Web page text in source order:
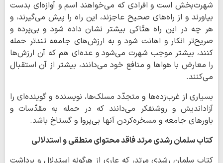
شهرت‌بخش است و افرادى كه مى‌خواهند اسم و آوازه‌اى بدست
بياورند و از راه‌هاى صحيح عاجزند، اين راه را پيش مى‌گيرند، و
هر چه در اين راه هتّاكى بيشتر نشان داده شود و بى‌پرده و
صريح‌تر انكار و اهانت شود و به ارزش‌هاى جامعه تندتر حمله
كنند، بيشتر موجب شهرت مى‌شود و عده‌اى هم كه آن ارزش‌ها
را معارض با هواها و منافع خود مى‌دانند، بيشتر از آن استقبال
مى‌كنند.
بسيارى از غرب‌زده‌ها و متجدّد مسلك‌ها، نويسنده و گوينده‌اى را
آزادانديش و روشنفكر مى‌دانند كه در حمله به مقدّسات و
باورهاى جامعه و مسخره‌كردن آنها بى‌پروا و گستاخ باشد.
كتاب سلمان رشدى مرتد فاقد محتواى منطقى و استدلالى
كتاب سلمان رشدى مرتد، كه عارى از هرگونه استدلال و برداشت